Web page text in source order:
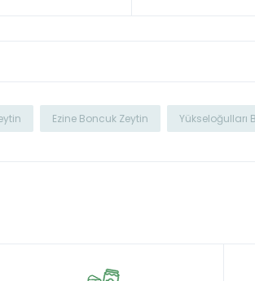
Ezine Boncuk Zeytin Yükseloğulları